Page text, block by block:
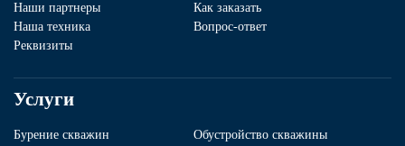
Наши партнеры
Как заказать
Наша техника
Вопрос-ответ
Реквизиты
Услуги
Бурение скважин
Обустройство скважины